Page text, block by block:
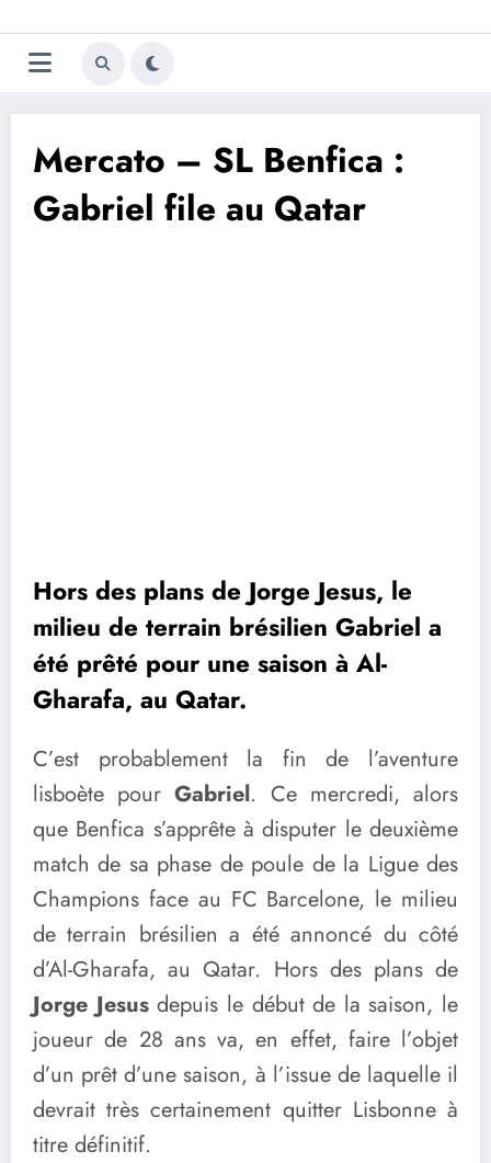
au
contenu
Trivela
L'actualité du football
Mercato – SL Benfica :
Gabriel file au Qatar
Hors des plans de Jorge Jesus, le
milieu de terrain brésilien Gabriel a
été prêté pour une saison à Al-
Gharafa, au Qatar.
C’est probablement la fin de l’aventure
lisboète pourGabriel. Ce mercredi, alors
que Benfica s’apprête à disputer le deuxième
match de sa phase de poule de la Ligue des
Champions face au FC Barcelone, le milieu
de terrain brésilien a été annoncé du côté
d’Al-Gharafa, au Qatar. Hors des plans de
Jorge Jesusdepuis le début de la saison, le
joueur de 28 ans va, en effet, faire l’objet
d’un prêt d’une saison, à l’issue de laquelle il
devrait très certainement quitter Lisbonne à
titre définitif.